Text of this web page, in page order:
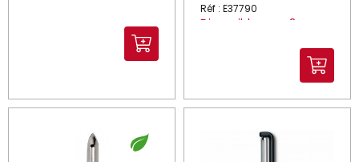
Réf : E37790
Disponible sous 2
*Dans la limite des stocks